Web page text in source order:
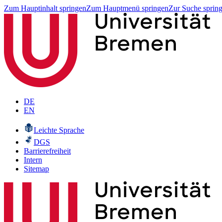
Zum Hauptinhalt springenZum Hauptmenü springenZur Suche
DE
EN
Leichte Sprache
DGS
Barrierefreiheit
Intern
Sitemap